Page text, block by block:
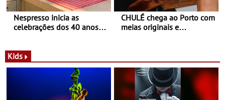
Nespresso inicia as
celebrações dos 40 anos
Novas - Edição limitada
Nespresso x Torres Novas
CHULÉ chega ao Porto com
meias originais e
Shopping
Kids